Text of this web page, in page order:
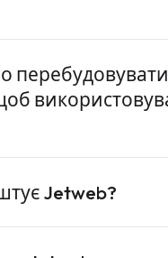
на WebP та
покращує Core Web
показник швидкості
краю.
що інше. Jetweb
Jetweb?